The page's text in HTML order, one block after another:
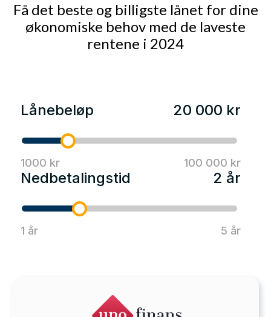
Få det beste og billigste lånet for dine
økonomiske behov med de laveste
rentene i 2024
Lånebeløp 20 000 kr
1000 kr 100 000 kr
Nedbetalingstid 2 år
1 år 5 år